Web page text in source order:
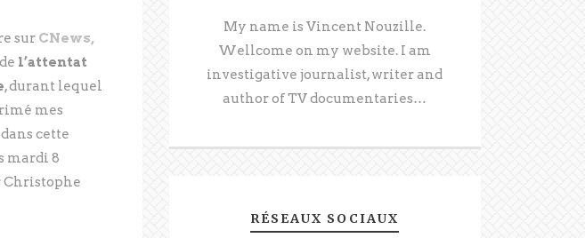
sur CNews,
l’attentat
, durant lequel
mes
cette
mardi 8
Christophe
My name is Vincent Nouzille.
Wellcome on my website. I am
investigative journalist, writer and
author of TV documentaries…
RÉSEAUX SOCIAUX